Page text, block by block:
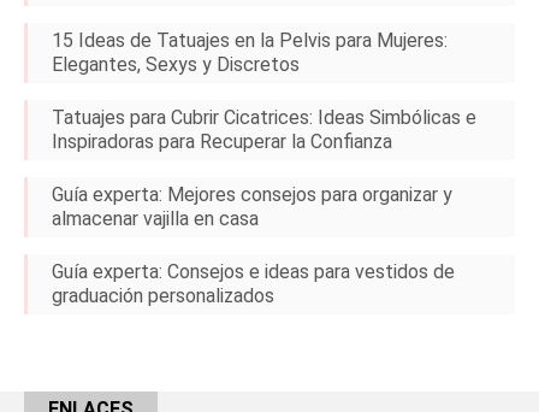
15 Ideas de Tatuajes en la Pelvis para Mujeres:
Elegantes, Sexys y Discretos
Tatuajes para Cubrir Cicatrices: Ideas Simbólicas e
Inspiradoras para Recuperar la Confianza
Guía experta: Mejores consejos para organizar y
almacenar vajilla en casa
Guía experta: Consejos e ideas para vestidos de
graduación personalizados